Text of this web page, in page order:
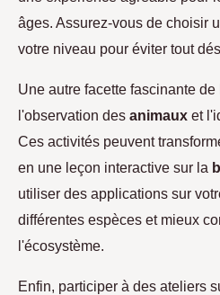
âges. Assurez-vous de choisir
votre niveau pour éviter tout
Une autre facette fascinante
l'observation des animaux et
Ces activités peuvent
en une leçon interactive sur la
utiliser des applications sur
différentes espèces et mieux
l'écosystème.
Enfin, participer à des ateliers